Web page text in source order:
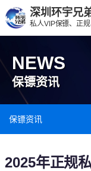
深圳环宇兄
私人VIP保镖、正
NEWS
保镖资讯
保镖资讯
​2025年正规